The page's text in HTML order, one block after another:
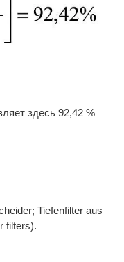
здесь 92,42 %
Tiefenfilter aus
filters).